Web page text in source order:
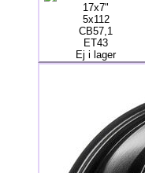
17x7"
5x112
CB57,1
ET43
Ej i lager